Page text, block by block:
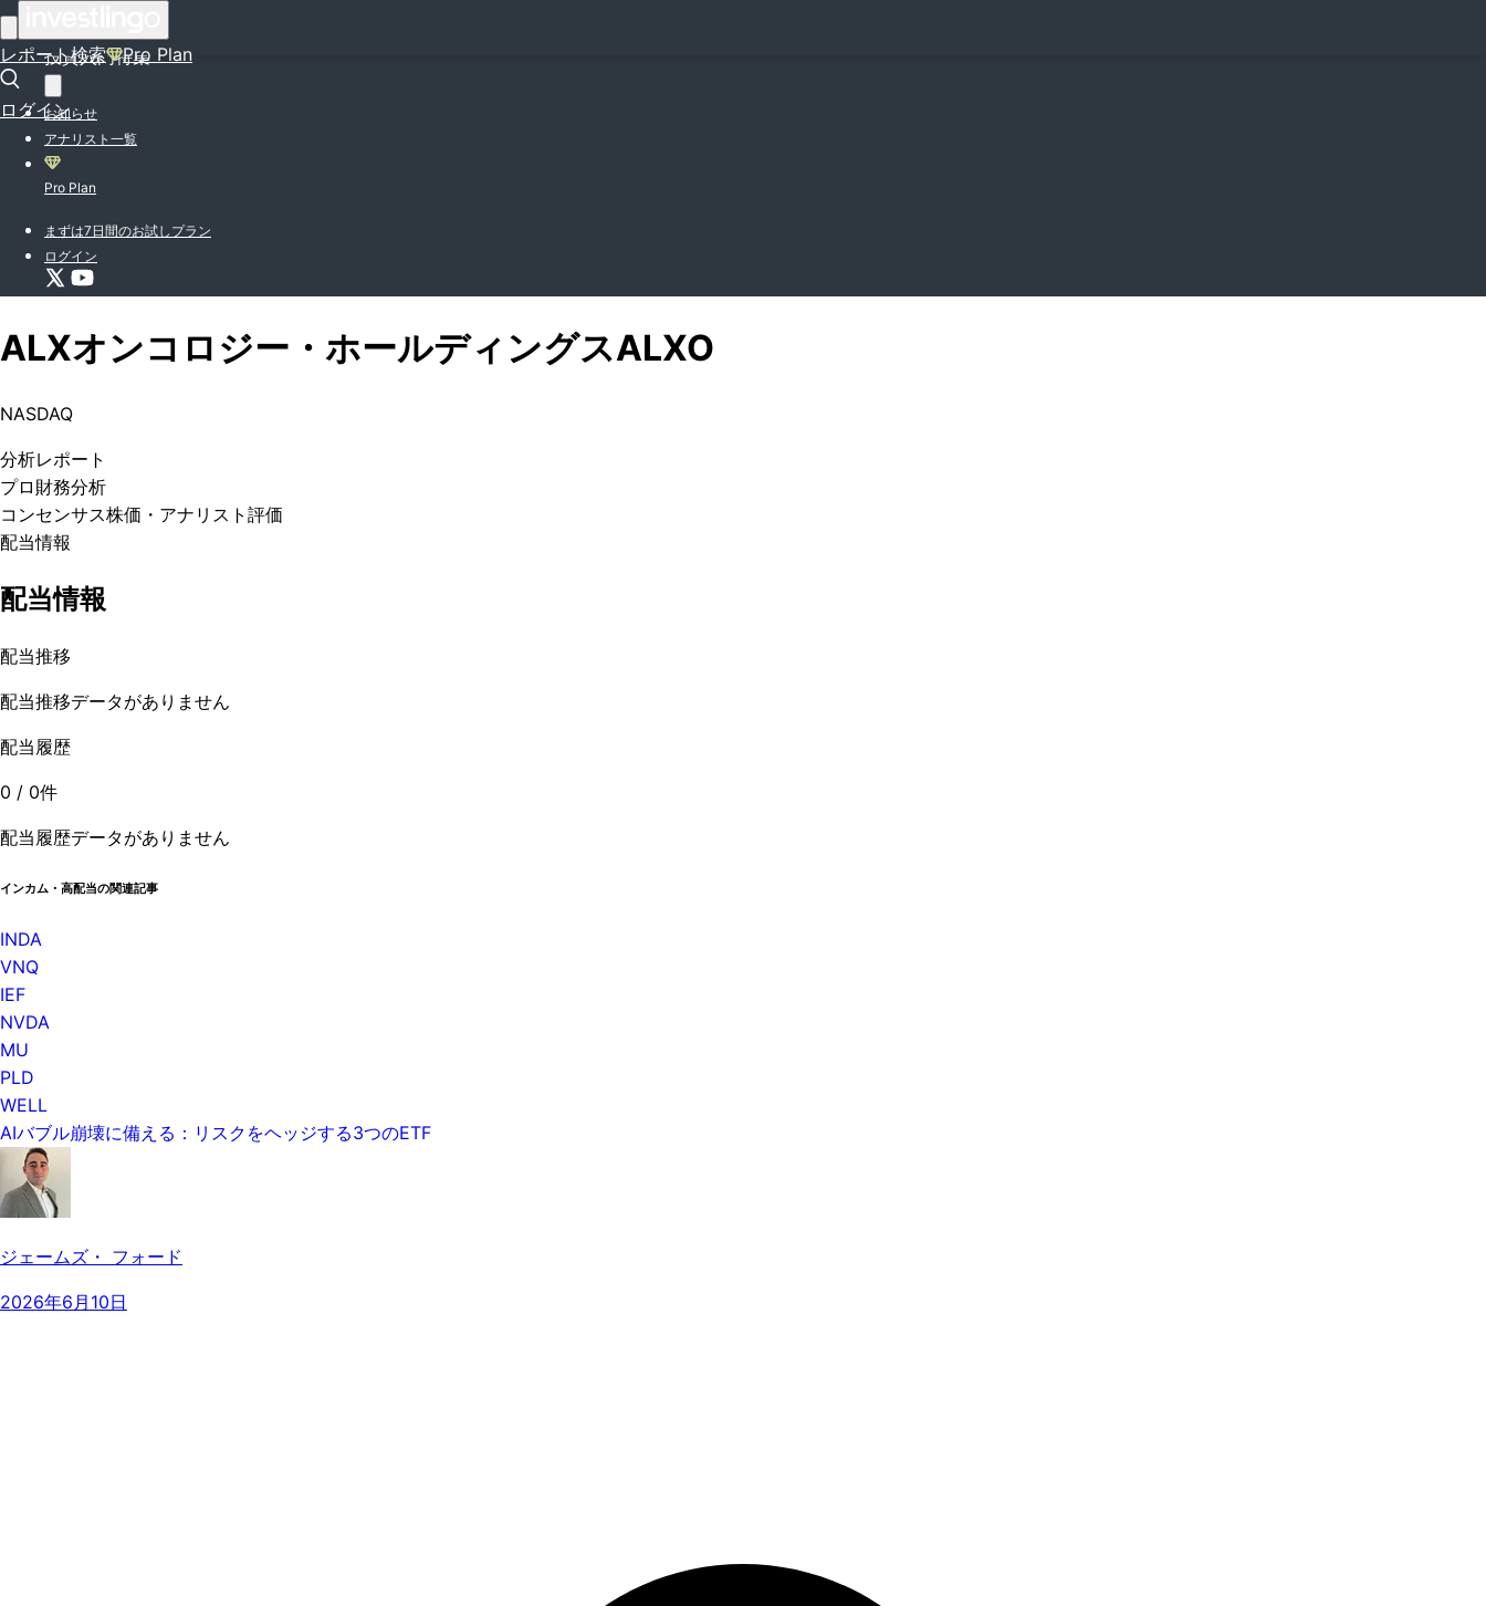
レポート検索 Pro Plan
ログイン
投資入門特集
お知らせ
アナリスト一覧
Pro Plan
まずは7日間のお試しプラン
ログイン
ALXオンコロジー・ホールディングスALXO
NASDAQ
分析レポート
プロ 財務分析
コンセンサス株価 ・アナリスト評価
配当情報
配当情報
配当推移
配当推移データがありません
配当履歴
0 / 0件
配当履歴データがありません
インカム・高配当の関連記事
INDA
VNQ
IEF
NVDA
MU
PLD
WELL
AIバブル崩壊に備える：リスクをヘッジする3つのETF
ジェームズ・ フォード
2026年6月10日